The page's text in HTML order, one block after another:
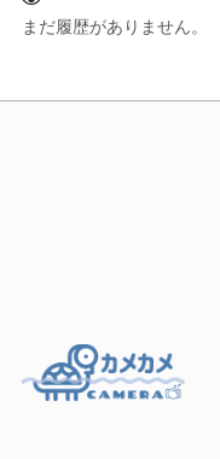
まだ履歴がありません。